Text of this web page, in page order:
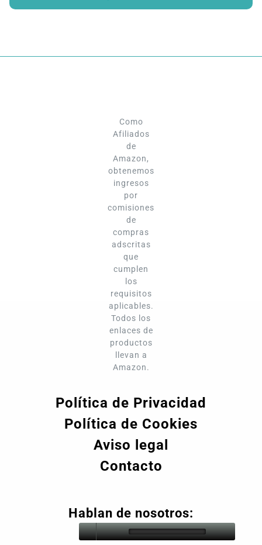
Como
Afiliados
de
Amazon,
obtenemos
ingresos
por
comisiones
de
compras
adscritas
que
cumplen
los
requisitos
aplicables.
Todos los
enlaces de
productos
llevan a
Amazon.
Política de Privacidad
Política de Cookies
Aviso legal
Contacto
Hablan de nosotros: